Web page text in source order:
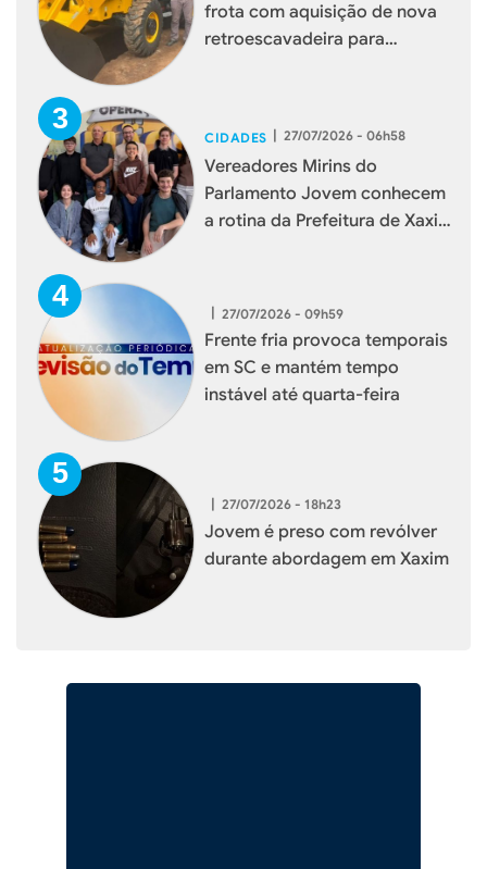
frota com aquisição de nova
retroescavadeira para
CIDADES | 27/07/2026 - 06h58
Vereadores Mirins do
Parlamento Jovem conhecem
a rotina da Prefeitura de Xaxim
| 27/07/2026 - 09h59
Frente fria provoca temporais
em SC e mantém tempo
instável até quarta-feira
| 27/07/2026 - 18h23
Jovem é preso com revólver
durante abordagem em Xaxim